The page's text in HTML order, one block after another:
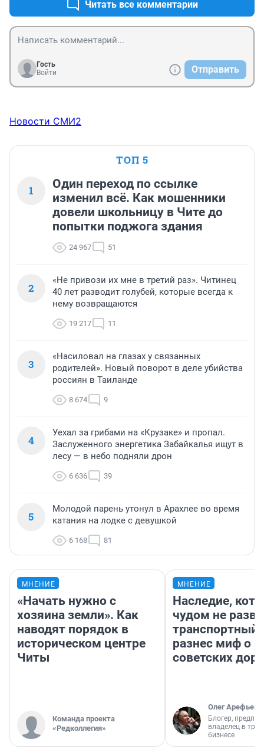
Читать все комментарии
Гость
Войти
Отправить
Новости СМИ2
ТОП 5
1
Один переход по ссылке
изменил всё. Как мошенники
довели школьницу в Чите до
попытки поджога здания
24 967 51
2
«Не привози их мне в третий раз». Читинец
40 лет разводит голубей, которые всегда к
нему возвращаются
19 217 11
3
«Насиловал на глазах у связанных
родителей». Новый поворот в деле убийства
россиян в Таиланде
8 674 9
4
Уехал за грибами на «Крузаке» и пропал.
Заслуженного энергетика Забайкалья ищут в
лесу — в небо подняли дрон
6 636 39
5
Молодой парень утонул в Арахлее во время
катания на лодке с девушкой
6 168 81
МНЕНИЕ
«Начать нужно с
хозяина земли». Как
наводят порядок в
историческом центре
Читы
Команда проекта
«Редколлегия»
МНЕНИЕ
Наследие,
чудом не
транспортный
разнес миф о
советских
Олег Арефьев
Блогер,
владелец в
бизнесе